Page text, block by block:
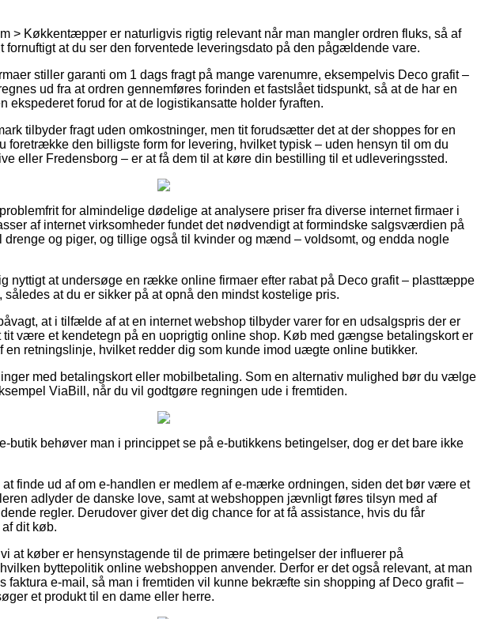
> Køkkentæpper er naturligvis rigtig relevant når man mangler ordren fluks, så af
fornuftigt at du ser den forventede leveringsdato på den pågældende vare.
stiller garanti om 1 dags fragt på mange varenumre, eksempelvis Deco grafit –
ud fra at ordren gennemføres forinden et fastslået tidspunkt, så at de har en
ekspederet forud for at de logistikansatte holder fyraften.
tilbyder fragt uden omkostninger, men tit forudsætter det at der shoppes for en
foretrække den billigste form for levering, hvilket typisk – uden hensyn til om du
eller Fredensborg – er at få dem til at køre din bestilling til et udleveringssted.
for almindelige dødelige at analysere priser fra diverse internet firmaer i
af internet virksomheder fundet det nødvendigt at formindske salgsværdien på
og piger, og tillige også til kvinder og mænd – voldsomt, og endda nogle
nyttigt at undersøge en række online firmaer efter rabat på Deco grafit – plasttæppe
at du er sikker på at opnå den mindst kostelige pris.
at i tilfælde af at en internet webshop tilbyder varer for en udsalgspris der er
tit være et kendetegn på en uoprigtig online shop. Køb med gængse betalingskort er
en retningslinje, hvilket redder dig som kunde imod uægte online butikker.
med betalingskort eller mobilbetaling. Som en alternativ mulighed bør du vælge
ViaBill, når du vil godtgøre regningen ude i fremtiden.
butik behøver man i princippet se på e-butikkens betingelser, dog er det bare ikke
finde ud af om e-handlen er medlem af e-mærke ordningen, siden det bør være et
adlyder de danske love, samt at webshoppen jævnligt føres tilsyn med af
regler. Derudover giver det dig chance for at få assistance, hvis du får
dit køb.
at køber er hensynstagende til de primære betingelser der influerer på
byttepolitik online webshoppen anvender. Derfor er det også relevant, at man
faktura e-mail, så man i fremtiden vil kunne bekræfte sin shopping af Deco grafit –
et produkt til en dame eller herre.